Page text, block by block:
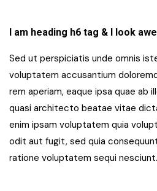
I am heading h6 tag & I look
Sed ut perspiciatis unde omnis
voluptatem accusantium
rem aperiam, eaque ipsa quae ab
quasi architecto beatae vitae
enim ipsam voluptatem quia
odit aut fugit, sed quia
ratione voluptatem sequi nesciunt.